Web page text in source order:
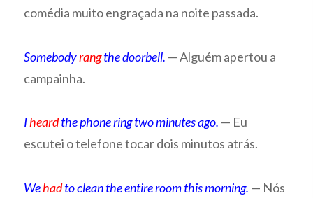
comédia muito engraçada na noite passada.
Somebodyrangthe doorbell. — Alguém apertou a
campainha.
Iheardthe phone ring two minutes ago. — Eu
escutei o telefone tocar dois minutos atrás.
Wehadto clean the entire room this morning. — Nós